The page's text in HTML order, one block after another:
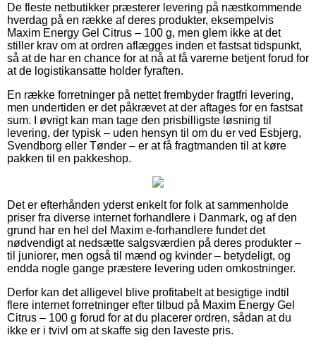
De fleste netbutikker præsterer levering på næstkommende
hverdag på en række af deres produkter, eksempelvis
Maxim Energy Gel Citrus – 100 g, men glem ikke at det
stiller krav om at ordren aflægges inden et fastsat tidspunkt,
så at de har en chance for at nå at få varerne betjent forud for
at de logistikansatte holder fyraften.
En række forretninger på nettet frembyder fragtfri levering,
men undertiden er det påkrævet at der aftages for en fastsat
sum. I øvrigt kan man tage den prisbilligste løsning til
levering, der typisk – uden hensyn til om du er ved Esbjerg,
Svendborg eller Tønder – er at få fragtmanden til at køre
pakken til en pakkeshop.
Det er efterhånden yderst enkelt for folk at sammenholde
priser fra diverse internet forhandlere i Danmark, og af den
grund har en hel del Maxim e-forhandlere fundet det
nødvendigt at nedsætte salgsværdien på deres produkter –
til juniorer, men også til mænd og kvinder – betydeligt, og
endda nogle gange præstere levering uden omkostninger.
Derfor kan det alligevel blive profitabelt at besigtige indtil
flere internet forretninger efter tilbud på Maxim Energy Gel
Citrus – 100 g forud for at du placerer ordren, sådan at du
ikke er i tvivl om at skaffe sig den laveste pris.